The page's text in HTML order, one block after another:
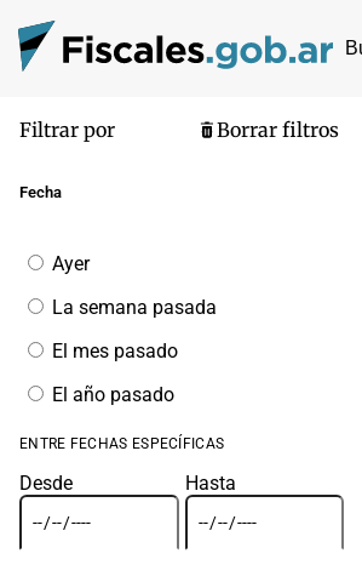
Filtrar por Borrar filtros
Fecha
Filtrar
por
fecha
Ayer
La semana pasada
El mes pasado
El año pasado
ENTRE FECHAS ESPECÍFICAS
Desde Hasta